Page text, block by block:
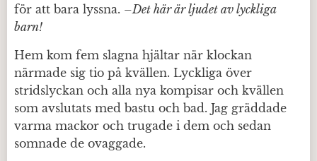
för att bara lyssna. –Det här är ljudet av lyckliga
barn!
Hem kom fem slagna hjältar när klockan
närmade sig tio på kvällen. Lyckliga över
stridslyckan och alla nya kompisar och kvällen
som avslutats med bastu och bad. Jag gräddade
varma mackor och trugade i dem och sedan
somnade de ovaggade.